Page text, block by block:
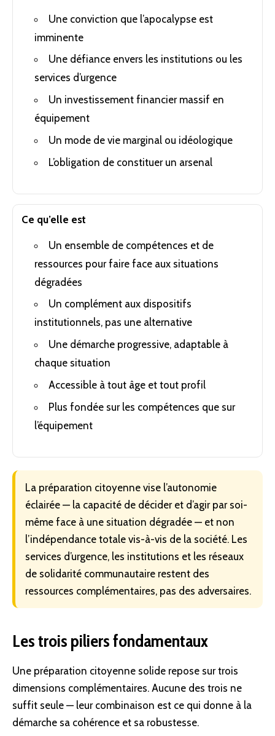
Une conviction que l’apocalypse est
imminente
Une défiance envers les institutions ou les
services d’urgence
Un investissement financier massif en
équipement
Un mode de vie marginal ou idéologique
L’obligation de constituer un arsenal
Ce qu’elle est
Un ensemble de compétences et de
ressources pour faire face aux situations
dégradées
Un complément aux dispositifs
institutionnels, pas une alternative
Une démarche progressive, adaptable à
chaque situation
Accessible à tout âge et tout profil
Plus fondée sur les compétences que sur
l’équipement
La préparation citoyenne vise l’autonomie
éclairée — la capacité de décider et d’agir par soi-
même face à une situation dégradée — et non
l’indépendance totale vis-à-vis de la société. Les
services d’urgence, les institutions et les réseaux
de solidarité communautaire restent des
ressources complémentaires, pas des adversaires.
Les trois piliers fondamentaux
Une préparation citoyenne solide repose sur trois
dimensions complémentaires. Aucune des trois ne
suffit seule — leur combinaison est ce qui donne à la
démarche sa cohérence et sa robustesse.